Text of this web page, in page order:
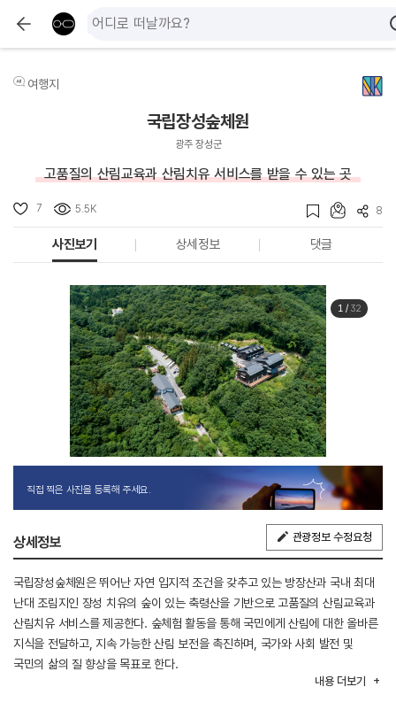
여행지
국립장성숲체원
광주 장성군
고품질의 산림교육과 산림치유 서비스를 받을 수 있는 곳
7 5.5K 8
사진보기 상세정보 댓글
1/ 32
직접 찍은 사진을 등록해 주세요.
상세정보 관광정보 수정요청
국립장성숲체원은 뛰어난 자연 입지적 조건을 갖추고 있는 방장산과 국내 최대
난대 조림지인 장성 치유의 숲이 있는 축령산을 기반으로 고품질의 산림교육과
산림치유 서비스를 제공한다. 숲체험 활동을 통해 국민에게 산림에 대한 올바른
지식을 전달하고, 지속 가능한 산림 보전을 촉진하며, 국가와 사회 발전 및
국민의 삶의 질 향상을 목표로 한다.
내용 더보기